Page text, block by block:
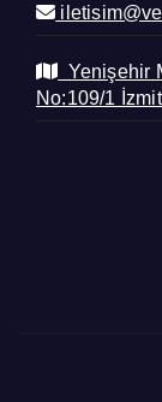
Yenişehir
No:109/1